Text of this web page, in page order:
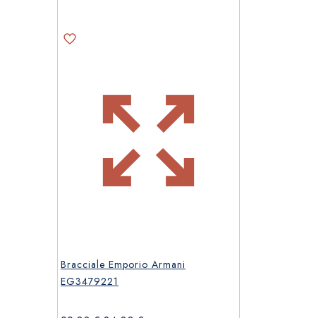
Bracciale Emporio Armani
EG3479221